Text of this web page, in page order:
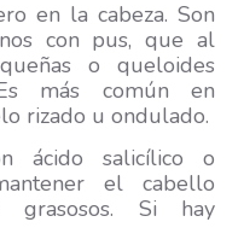
en la cabeza. Son
con pus, que al
o queloides
más común en
rizado u ondulado.
ácido salicílico o
el cabello
grasosos. Si hay